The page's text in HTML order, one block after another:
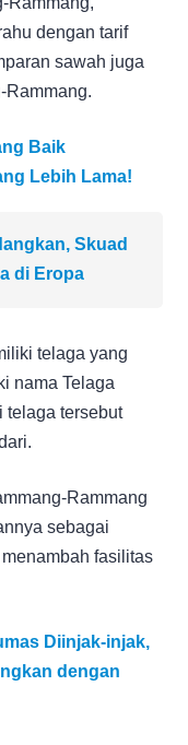
dengan tarif
sawah juga
Rammang.
Baik
Lebih Lama!
Skuad
di Eropa
telaga yang
nama Telaga
telaga tersebut
Rammang
sebagai
fasilitas
Diinjak-injak,
dengan